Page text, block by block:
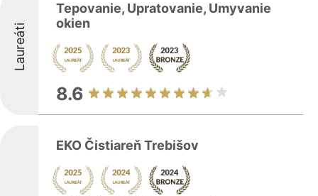
Laureáti
Tepovanie, Upratovanie, Umyvanie
okien
8.6
EKO Čistiareň Trebišov